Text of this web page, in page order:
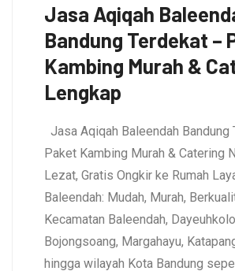
Jasa Aqiqah
Bandung Terdekat –
Kambing Murah &
Lengkap
Jasa Aqiqah Baleendah Bandung
Paket Kambing Murah & Catering
Lezat, Gratis Ongkir ke Rumah
Baleendah: Mudah, Murah,
Kecamatan Baleendah,
Bojongsoang, Margahayu,
hingga wilayah Kota Bandung